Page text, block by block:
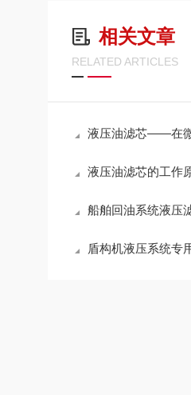
相关文章
RELATED ARTICLES
液压油滤芯——在微观孔隙中捍卫液压
液压油滤芯的工作原理与
船舶回油系统液压滤芯
盾构机液压系统专用油滤芯